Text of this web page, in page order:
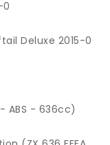
0
Deluxe 2015-0
- ABS - 636cc)